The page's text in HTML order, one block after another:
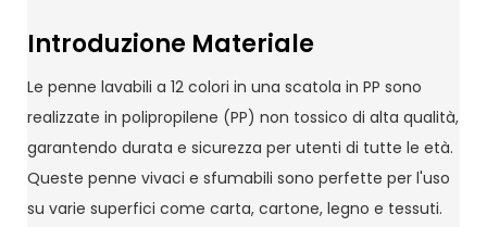
Introduzione Materiale
Le penne lavabili a 12 colori in una scatola in PP sono
realizzate in polipropilene (PP) non tossico di alta qualità,
garantendo durata e sicurezza per utenti di tutte le età.
Queste penne vivaci e sfumabili sono perfette per l'uso
su varie superfici come carta, cartone, legno e tessuti.